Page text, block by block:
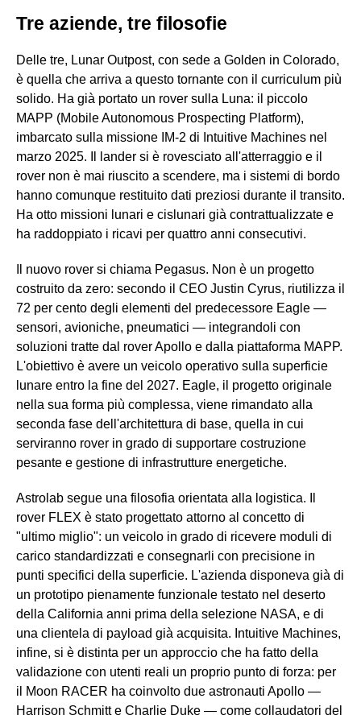
Tre aziende, tre filosofie
Delle tre, Lunar Outpost, con sede a Golden in Colorado,
è quella che arriva a questo tornante con il curriculum più
solido. Ha già portato un rover sulla Luna: il piccolo
MAPP (Mobile Autonomous Prospecting Platform),
imbarcato sulla missione IM-2 di Intuitive Machines nel
marzo 2025. Il lander si è rovesciato all'atterraggio e il
rover non è mai riuscito a scendere, ma i sistemi di bordo
hanno comunque restituito dati preziosi durante il transito.
Ha otto missioni lunari e cislunari già contrattualizzate e
ha raddoppiato i ricavi per quattro anni consecutivi.
Il nuovo rover si chiama Pegasus. Non è un progetto
costruito da zero: secondo il CEO Justin Cyrus, riutilizza il
72 per cento degli elementi del predecessore Eagle —
sensori, avioniche, pneumatici — integrandoli con
soluzioni tratte dal rover Apollo e dalla piattaforma MAPP.
L'obiettivo è avere un veicolo operativo sulla superficie
lunare entro la fine del 2027. Eagle, il progetto originale
nella sua forma più complessa, viene rimandato alla
seconda fase dell'architettura di base, quella in cui
serviranno rover in grado di supportare costruzione
pesante e gestione di infrastrutture energetiche.
Astrolab segue una filosofia orientata alla logistica. Il
rover FLEX è stato progettato attorno al concetto di
"ultimo miglio": un veicolo in grado di ricevere moduli di
carico standardizzati e consegnarli con precisione in
punti specifici della superficie. L'azienda disponeva già di
un prototipo pienamente funzionale testato nel deserto
della California anni prima della selezione NASA, e di
una clientela di payload già acquisita. Intuitive Machines,
infine, si è distinta per un approccio che ha fatto della
validazione con utenti reali un proprio punto di forza: per
il Moon RACER ha coinvolto due astronauti Apollo —
Harrison Schmitt e Charlie Duke — come collaudatori del